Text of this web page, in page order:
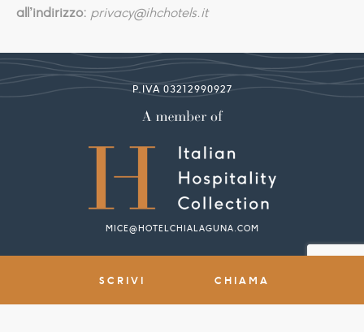
SCRIVI CHIAMA
all’indirizzo: privacy@ihchotels.it
P.IVA 03212990927
MICE@HOTELCHIALAGUNA.COM